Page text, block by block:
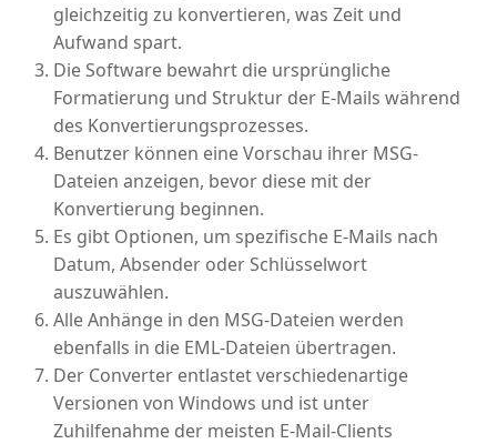
gleichzeitig zu konvertieren, was Zeit und
Aufwand spart.
Die Software bewahrt die ursprüngliche
Formatierung und Struktur der E-Mails während
des Konvertierungsprozesses.
Benutzer können eine Vorschau ihrer MSG-
Dateien anzeigen, bevor diese mit der
Konvertierung beginnen.
Es gibt Optionen, um spezifische E-Mails nach
Datum, Absender oder Schlüsselwort
auszuwählen.
Alle Anhänge in den MSG-Dateien werden
ebenfalls in die EML-Dateien übertragen.
Der Converter entlastet verschiedenartige
Versionen von Windows und ist unter
Zuhilfenahme der meisten E-Mail-Clients